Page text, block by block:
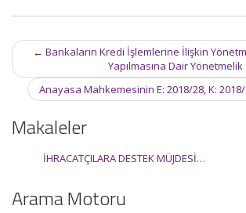
Post
navigation
← Bankaların Kredi İşlemlerine İlişkin
Yapılmasına Dair Yönetmelik
Anayasa Mahkemesinin E: 2018/28, K: 2018/
Makaleler
İHRACATÇILARA DESTEK MÜJDESİ…
Arama Motoru